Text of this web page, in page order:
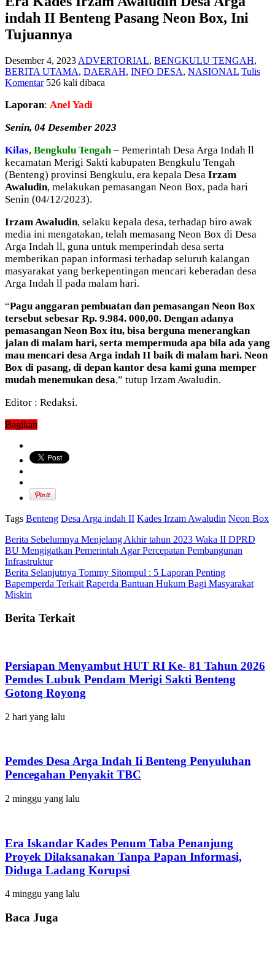
indah II Benteng Pasang Neon Box, Ini
Tujuannya
Desember 4, 2023 ADVERTORIAL, BENGKULU TENGAH,
BERITA UTAMA, DAERAH, INFO DESA, NASIONAL Tulis
Komentar 526 kali dibaca
Laporan: Anel Yadi
Senin, 04 Desember 2023
Kilas, Bengkulu Tengah – Pemerintah Desa Arga Indah ll
kecamatan Merigi Sakti kabupaten Bengkulu Tengah
(Benteng) provinsi Bengkulu, era kepala Desa Irzam
Awaludin, melakukan pemasangan Neon Box, pada hari
Senin (04/12/2023).
Irzam Awaludin, selaku kepala desa, terhadap biro awak
media ini mengatakan, telah memasang Neon Box di Desa
Arga Indah ll, guna untuk memperindah desa serta
memberikan papan informasi terhadap seluruh kalangan
masyarakat yang berkepentingan mencari keberadan desa
Arga Indah ll pada malam hari.
“Pagu anggaran pembuatan dan pemasangan Neon Box
tersebut sebesar Rp. 9.984. 000,00. Dengan adanya
pemasangan Neon Box itu, bisa berguna menerangkan
jalan di malam hari, serta mempermuda apa bila ada yang
mau mencari desa Arga indah II baik di malam hari. Neon
Box di pasang, di depan kantor desa kami guna memper
mudah menemukan desa,” tutup Irzam Awaludin.
Editor : Redaksi.
Bagikan
Tags Benteng Desa Arga indah II Kades Irzam Awaludin Neon Box
Berita Sebelumnya Menjelang Akhir tahun 2023 Waka II DPRD
BU Mengigatkan Pemerintah Agar Percepatan Pembangunan
Infrastruktur
Berita Selanjutnya Tommy Sitompul : 5 Laporan Penting
Bapemperda Terkait Raperda Bantuan Hukum Bagi Masyarakat
Miskin
Berita Terkait
Persiapan Menyambut HUT RI Ke- 81 Tahun 2026
Pemdes Lubuk Pendam Merigi Sakti Benteng
Gotong Royong
2 hari yang lalu
Pemdes Desa Arga Indah Ii Benteng Penyuluhan
Pencegahan Penyakit TBC
2 minggu yang lalu
Era Iskandar Kades Penum Taba Penanjung
Proyek Dilaksanakan Tanpa Papan Informasi,
Diduga Ladang Korupsi
4 minggu yang lalu
Baca Juga